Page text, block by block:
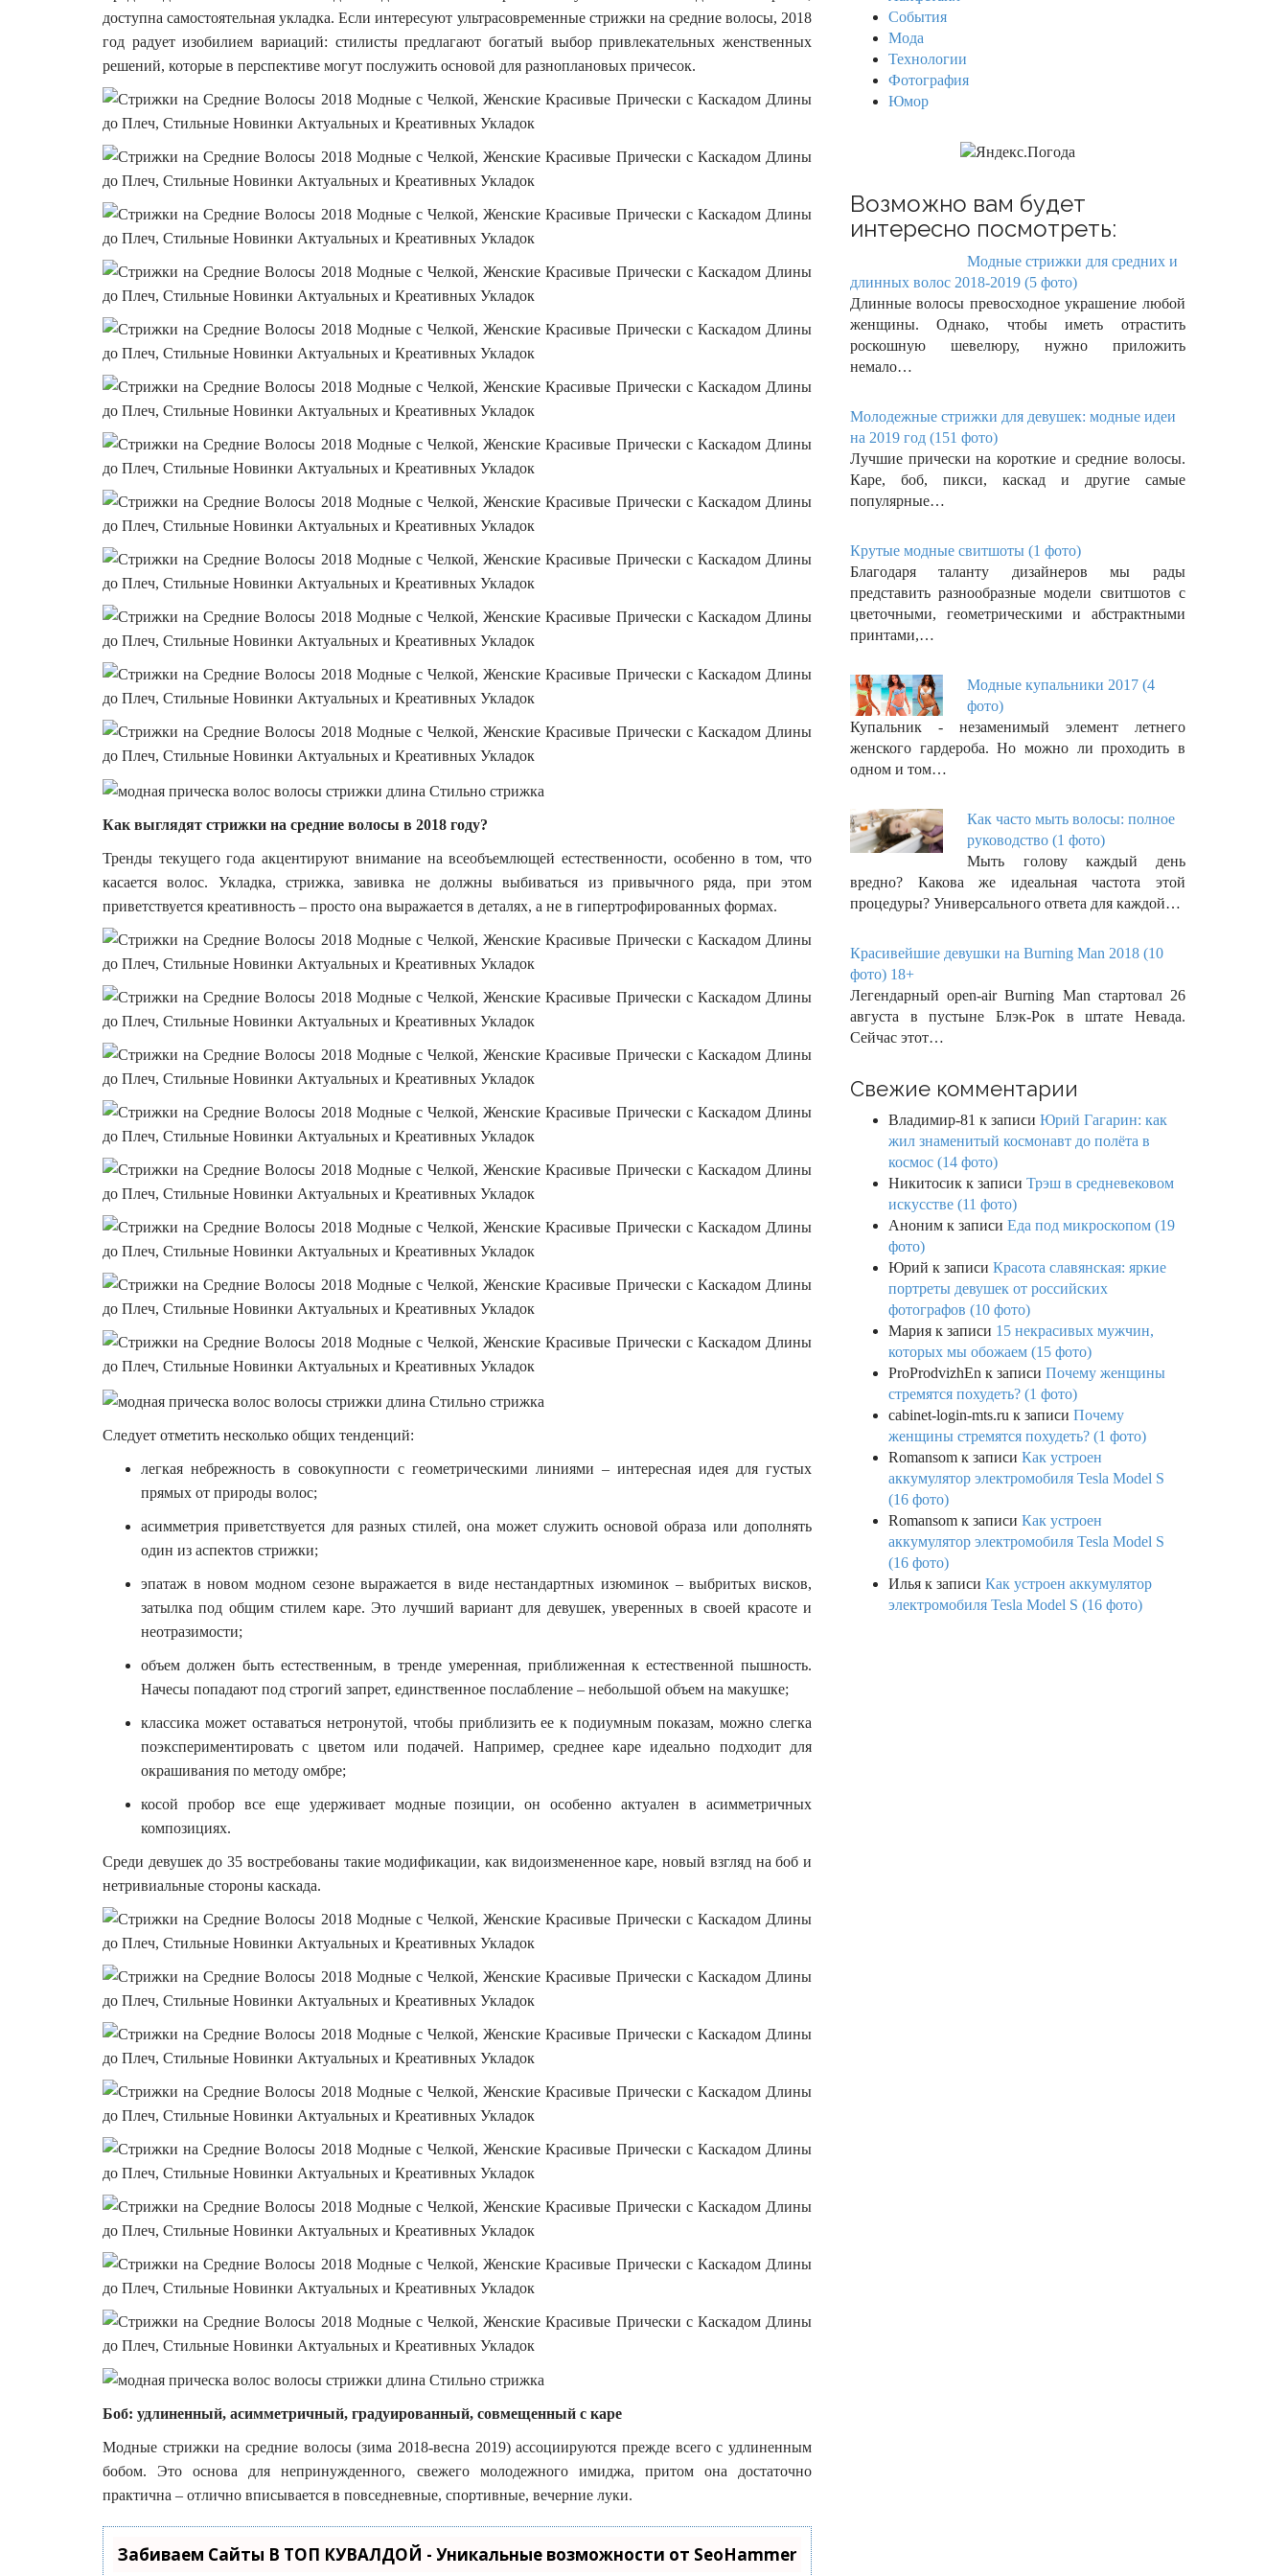
доступна самостоятельная укладка. Если интересуют ультрасовременные стрижки на средние волосы, 2018
год радует изобилием вариаций: стилисты предлагают богатый выбор привлекательных женственных
решений, которые в перспективе могут послужить основой для разноплановых причесок.
Как выглядят стрижки на средние волосы в 2018 году?
Тренды текущего года акцентируют внимание на всеобъемлющей естественности, особенно в том, что
касается волос. Укладка, стрижка, завивка не должны выбиваться из привычного ряда, при этом
приветствуется креативность – просто она выражается в деталях, а не в гипертрофированных формах.
Следует отметить несколько общих тенденций:
легкая небрежность в совокупности с геометрическими линиями – интересная идея для густых
прямых от природы волос;
асимметрия приветствуется для разных стилей, она может служить основой образа или дополнять
один из аспектов стрижки;
эпатаж в новом модном сезоне выражается в виде нестандартных изюминок – выбритых висков,
затылка под общим стилем каре. Это лучший вариант для девушек, уверенных в своей красоте и
неотразимости;
объем должен быть естественным, в тренде умеренная, приближенная к естественной пышность.
Начесы попадают под строгий запрет, единственное послабление – небольшой объем на макушке;
классика может оставаться нетронутой, чтобы приблизить ее к подиумным показам, можно слегка
поэкспериментировать с цветом или подачей. Например, среднее каре идеально подходит для
окрашивания по методу омбре;
косой пробор все еще удерживает модные позиции, он особенно актуален в асимметричных
композициях.
Среди девушек до 35 востребованы такие модификации, как видоизмененное каре, новый взгляд на боб и
нетривиальные стороны каскада.
Боб: удлиненный, асимметричный, градуированный, совмещенный с каре
Модные стрижки на средние волосы (зима 2018-весна 2019) ассоциируются прежде всего с удлиненным
бобом. Это основа для непринужденного, свежего молодежного имиджа, притом она достаточно
практична – отлично вписывается в повседневные, спортивные, вечерние луки.
Забиваем Сайты В ТОП КУВАЛДОЙ - Уникальные возможности от SeoHammer
События
Мода
Технологии
Фотография
Юмор
Возможно вам будет
интересно посмотреть:
Модные стрижки для средних и
длинных волос 2018-2019 (5 фото)
Длинные волосы превосходное украшение любой
женщины. Однако, чтобы иметь отрастить
роскошную шевелюру, нужно приложить
немало…
Молодежные стрижки для девушек: модные идеи
на 2019 год (151 фото)
Лучшие прически на короткие и средние волосы.
Каре, боб, пикси, каскад и другие самые
популярные…
Крутые модные свитшоты (1 фото)
Благодаря таланту дизайнеров мы рады
представить разнообразные модели свитшотов с
цветочными, геометрическими и абстрактными
принтами,…
Модные купальники 2017 (4
фото)
Купальник - незаменимый элемент летнего
женского гардероба. Но можно ли проходить в
одном и том…
Как часто мыть волосы: полное
руководство (1 фото)
Мыть голову каждый день
вредно? Какова же идеальная частота этой
процедуры? Универсального ответа для каждой…
Красивейшие девушки на Burning Man 2018 (10
фото) 18+
Легендарный open-air Burning Man стартовал 26
августа в пустыне Блэк-Рок в штате Невада.
Сейчас этот…
Свежие комментарии
Владимир-81 к записи Юрий Гагарин: как
жил знаменитый космонавт до полёта в
космос (14 фото)
Никитосик к записи Трэш в средневековом
искусстве (11 фото)
Аноним к записи Еда под микроскопом (19
фото)
Юрий к записи Красота славянская: яркие
портреты девушек от российских
фотографов (10 фото)
Мария к записи 15 некрасивых мужчин,
которых мы обожаем (15 фото)
ProProdvizhEn к записи Почему женщины
стремятся похудеть? (1 фото)
cabinet-login-mts.ru к записи Почему
женщины стремятся похудеть? (1 фото)
Romansom к записи Как устроен
аккумулятор электромобиля Tesla Model S
(16 фото)
Romansom к записи Как устроен
аккумулятор электромобиля Tesla Model S
(16 фото)
Илья к записи Как устроен аккумулятор
электромобиля Tesla Model S (16 фото)